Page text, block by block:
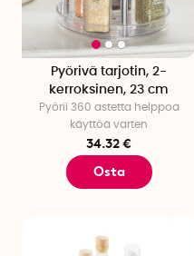
Pyörivä tarjotin, 2-
kerroksinen, 23 cm
Pyörii 360 astetta helppoa
käyttöä varten
34.32 €
Osta